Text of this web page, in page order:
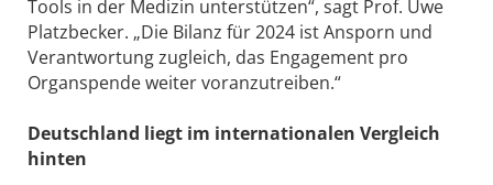
Tools in der Medizin unterstützen“, sagt Prof. Uwe
Platzbecker. „Die Bilanz für 2024 ist Ansporn und
Verantwortung zugleich, das Engagement pro
Organspende weiter voranzutreiben.“
Deutschland liegt im internationalen Vergleich
hinten